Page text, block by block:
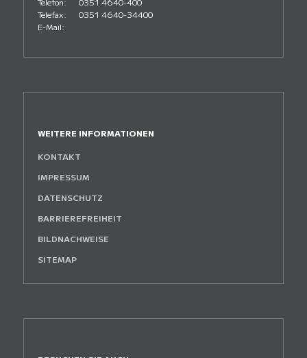
Telefax:
0351 4640-34400
E-Mail:
WEITERE INFORMATIONEN
KONTAKT
IMPRESSUM
DATENSCHUTZ
BARRIEREFREIHEIT
BILDNACHWEISE
SITEMAP